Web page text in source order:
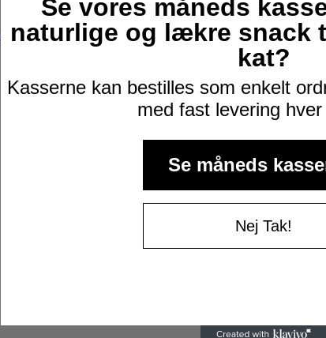
Se vores måneds
naturlige og lækre snack
kat?
Kasserne kan bestilles som enkelt
med fast levering
Se måneds
Nej Tak!